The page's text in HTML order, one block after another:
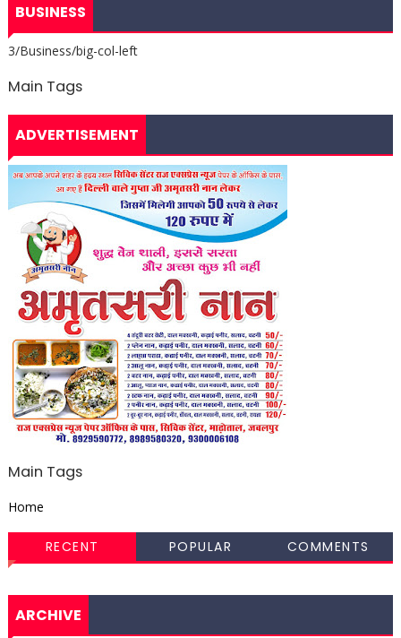
BUSINESS
3/Business/big-col-left
Main Tags
ADVERTISEMENT
Main Tags
Home
RECENT POPULAR COMMENTS
ARCHIVE